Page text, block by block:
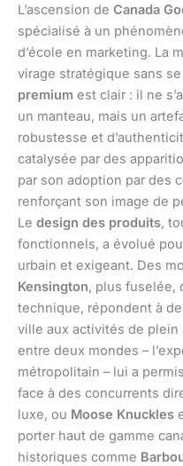
L’ascension de Canada
spécialisé à un
d’école en marketing. La
virage stratégique sans se
premium est clair : il ne
un manteau, mais un
robustesse et
catalysée par des
par son adoption par des
renforçant son image de
Le design des produits,
fonctionnels, a évolué
urbain et exigeant. Des
Kensington, plus fuselée,
technique, répondent à
ville aux activités de plein
entre deux mondes –
métropolitain – lui a
face à des concurrents
luxe, ou Moose Knuckles
porter haut de gamme
historiques comme